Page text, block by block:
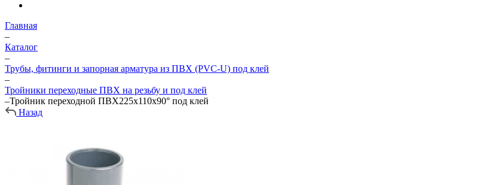
Главная
–
Каталог
–
Трубы, фитинги и запорная арматура из ПВХ (PVC-U) под клей
–
Тройники переходные ПВХ на резьбу и под клей
–Тройник переходной ПВХ225х110х90° под клей
Назад